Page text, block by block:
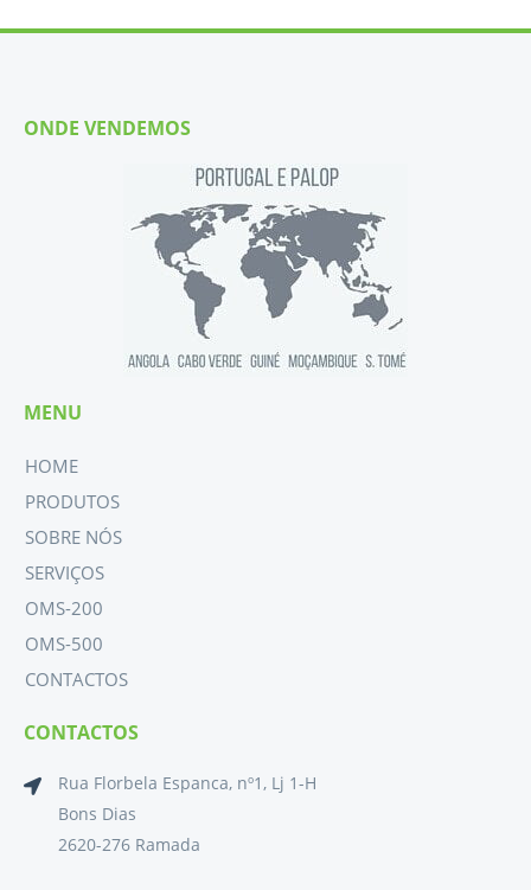
ONDE VENDEMOS
MENU
HOME
PRODUTOS
SOBRE NÓS
SERVIÇOS
OMS-200
OMS-500
CONTACTOS
CONTACTOS
Rua Florbela Espanca, nº1, Lj 1-H
Bons Dias
2620-276 Ramada